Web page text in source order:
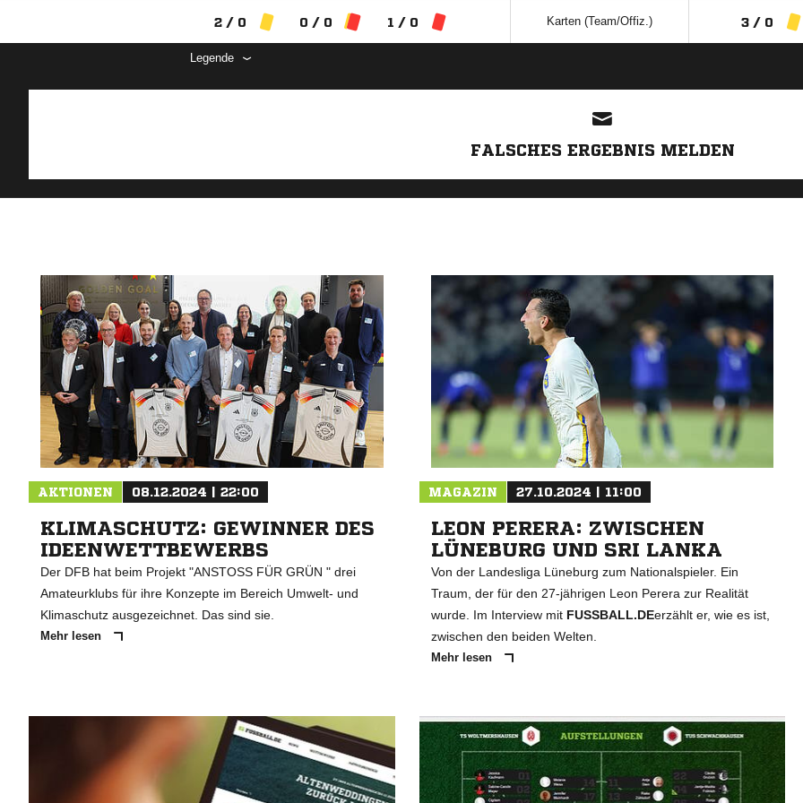
2 / 0 0 / 0 1 / 0 Karten (Team/Offiz.) 3 / 0
Legende
FALSCHES ERGEBNIS MELDEN
AKTIONEN 08.12.2024 | 22:00
KLIMASCHUTZ: GEWINNER DES
IDEENWETTBEWERBS
Der DFB hat beim Projekt "ANSTOSS FÜR GRÜN " drei
Amateurklubs für ihre Konzepte im Bereich Umwelt- und
Klimaschutz ausgezeichnet. Das sind sie.
Mehr lesen
MAGAZIN 27.10.2024 | 11:00
LEON PERERA: ZWISCHEN
LÜNEBURG UND SRI LANKA
Von der Landesliga Lüneburg zum Nationalspieler. Ein
Traum, der für den 27-jährigen Leon Perera zur Realität
wurde. Im Interview mit FUSSBALL.DEerzählt er, wie es ist,
zwischen den beiden Welten.
Mehr lesen